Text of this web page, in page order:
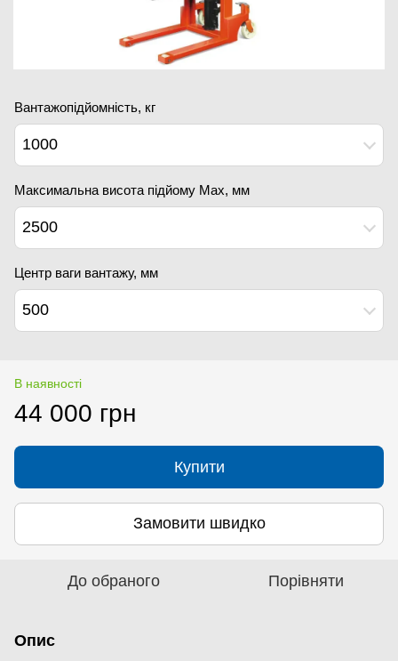
Вантажопідйомність, кг
1000
Максимальна висота підйому Мах, мм
2500
Центр ваги вантажу, мм
500
В наявності
44 000 грн
Купити
Замовити швидко
До обраного Порівняти
Опис